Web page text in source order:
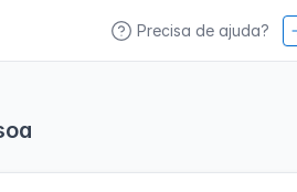
Precisa de ajuda?